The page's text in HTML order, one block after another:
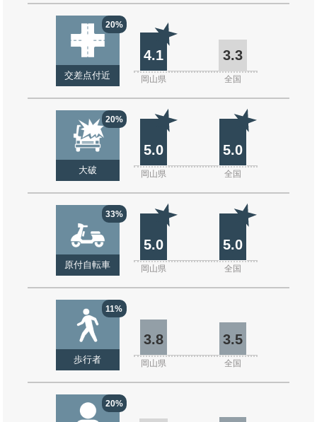
20%
交差点付近
4.1 3.3
岡山県 全国
20%
大破
5.0 5.0
岡山県 全国
33%
原付自転車
5.0 5.0
岡山県 全国
11%
歩行者
3.8 3.5
岡山県 全国
20%